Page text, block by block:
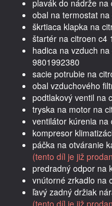
plavák do nádrže na
obal na termostat
škrtiaca klapka na
štartér na citroen c4
hadica na vzduch
9801992380
sacie potrubie na
obal vzduchového
podtlakový ventil na
tryska na motor na
ventilátor kúrenia
kompresor
páčka na otváranie
(tento díl je již
predradný odpor na
vnútorné zrkadlo na
ľavý zadný držiak
(tento díl je již